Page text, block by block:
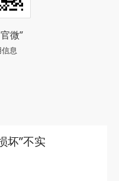
微”
息
坏”不实